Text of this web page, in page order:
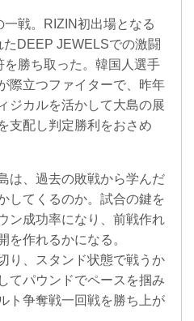
戦。RIZIN初出場となる
DEEP JEWELSでの激闘
勝ち取った。韓国人選手
際立つファイターで、昨年
ジカルを活かして大島の展
支配し判定勝利をおさめ
は、過去の敗戦から学んだ
してくるのか。試合の鍵を
ン成功率になり、前戦作れ
を作れるかになる。
り、スタンド状態で戦うか
てパウンドでペースを掴み
ト争奪戦一回戦を勝ち上が